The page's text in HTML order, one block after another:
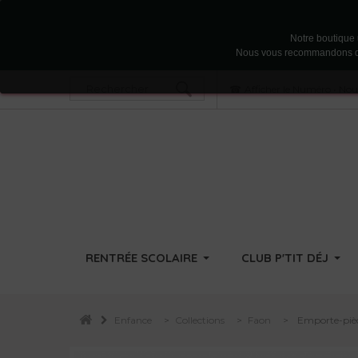
Notre
Nous vous recommandons
RENTRÉE SCOLAIRE CLUB P'TIT DÉJ
Enfance Collections Faon Emporte-